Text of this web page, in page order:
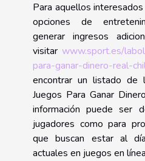
Para aquellos
opciones de
generar ingresos
visitar www.sport.es/
para-ganar-dinero-real-
encontrar un listado
Juegos Para Ganar
información puede ser
jugadores como para
que buscan estar al
actuales en juegos en